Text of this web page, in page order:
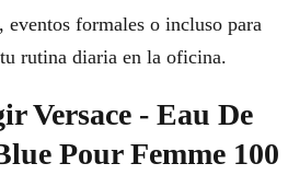
eventos formales o incluso para
rutina diaria en la oficina.
Versace - Eau De
Pour Femme 100